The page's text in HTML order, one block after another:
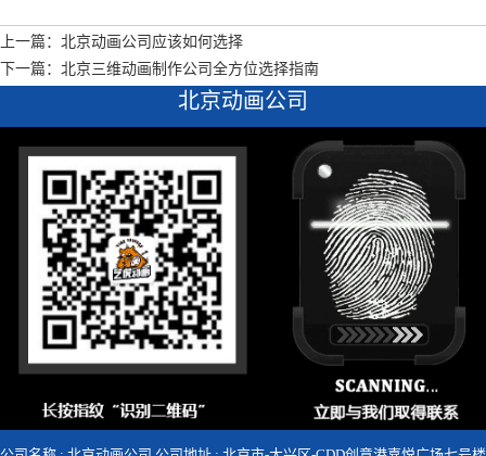
上一篇：北京动画公司应该如何选择
下一篇：北京三维动画制作公司全方位选择指南
北京动画公司